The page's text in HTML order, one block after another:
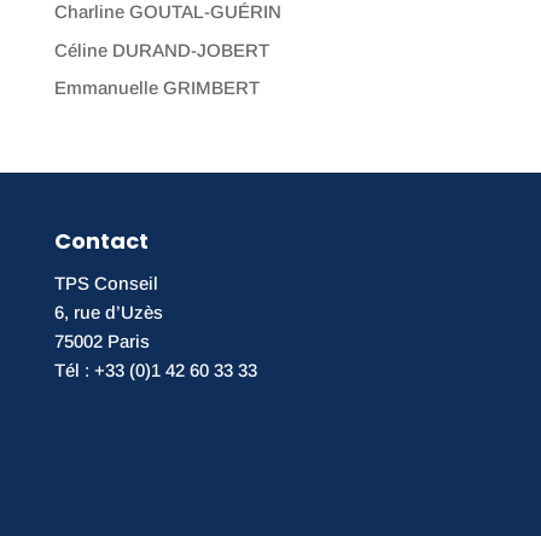
Charline GOUTAL-GUÉRIN
Céline DURAND-JOBERT
Emmanuelle GRIMBERT
Contact
TPS Conseil
6, rue d’Uzès
75002 Paris
Tél : +33 (0)1 42 60 33 33